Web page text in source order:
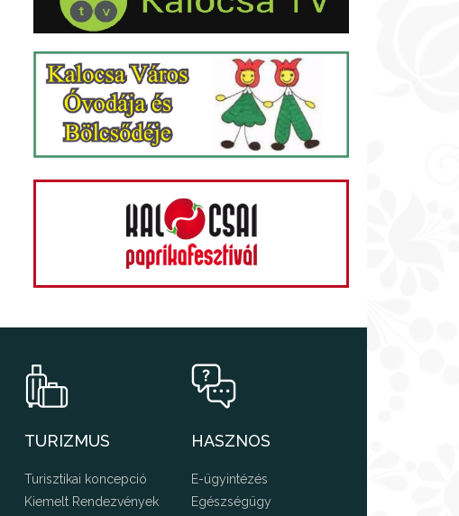
TURIZMUS
Turisztikai koncepció
Kiemelt Rendezvények
HASZNOS
E-ügyintézés
Egészségügy